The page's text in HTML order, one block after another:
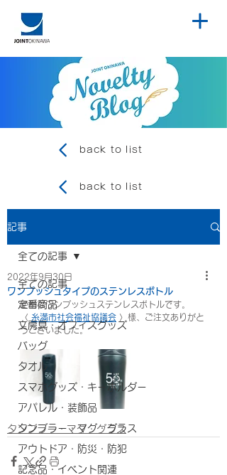
back to list
back to list
記事
全ての記事
定番商品
文房具・オフィスグッズ
バッグ
タオル
スマホグッズ・キーホルダー
アパレル・装飾品
タンブラー・マグ・グラス
アウトドア・防災・防犯
記念品・イベント関連
全ての記事
ワンプッシュタイプのステンレスボトル
2022年9月30日
便利なワンプッシュステンレスボトルです。
〈 糸満市社会福祉協議会 〉様、ご注文ありがと
うございました。
タンブラー・マグ・グラス